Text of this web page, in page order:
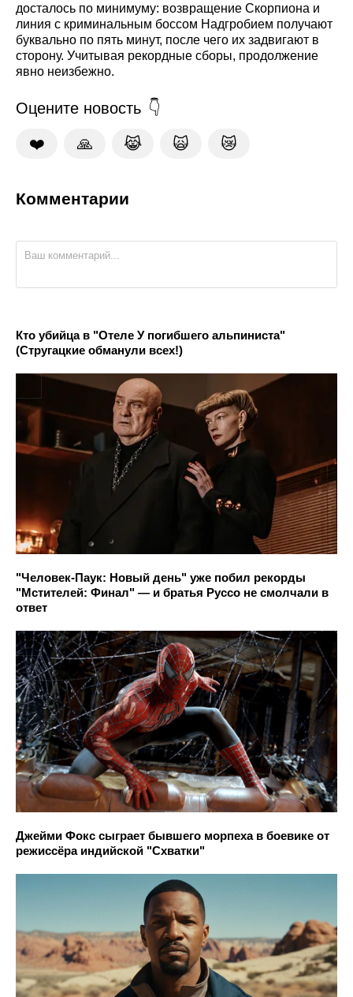
досталось по минимуму: возвращение Скорпиона и
линия с криминальным боссом Надгробием получают
буквально по пять минут, после чего их задвигают в
сторону. Учитывая рекордные сборы, продолжение
явно неизбежно.
Оцените новость
❤️ 🙏 😹 🙀 😿
Комментарии
Кто убийца в "Отеле У погибшего альпиниста"
(Стругацкие обманули всех!)
"Человек-Паук: Новый день" уже побил рекорды
"Мстителей: Финал" — и братья Руссо не смолчали в
ответ
Джейми Фокс сыграет бывшего морпеха в боевике от
режиссёра индийской "Схватки"